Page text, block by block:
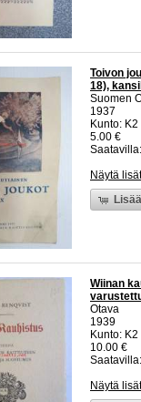
Toivon
18),
Suomen
1937
Kunto:
5.00 €
Näytä
Wiinan
Otava
1939
Kunto:
10.00 €
Näytä